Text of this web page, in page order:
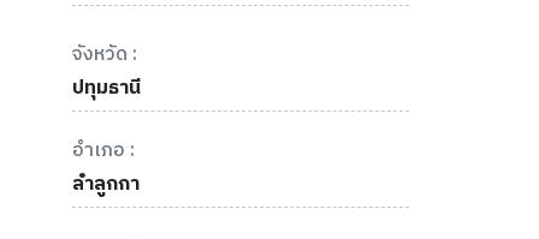
จังหวัด :
ปทุมธานี
อำเภอ :
ลำลูกกา